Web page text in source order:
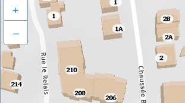
+
–